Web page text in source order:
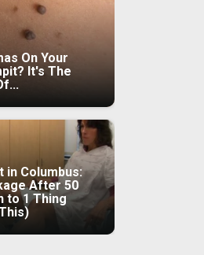
On Your
It's The
in Columbus:
After 50
to 1 Thing